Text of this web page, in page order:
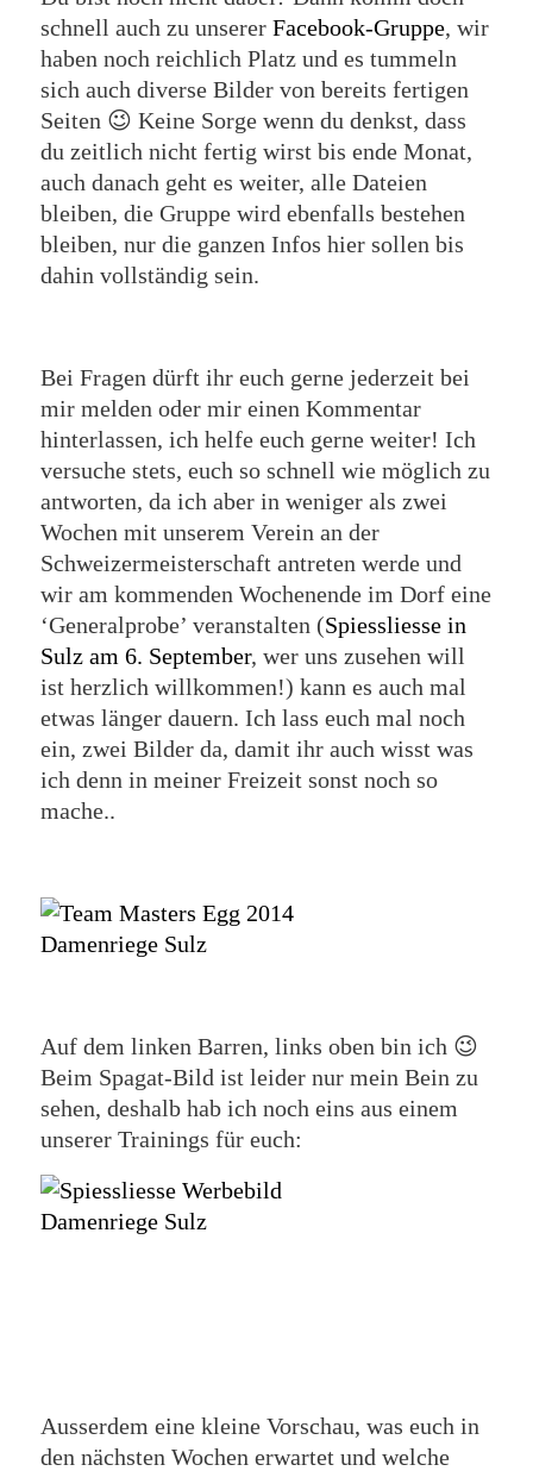
schnell auch zu unserer Facebook-Gruppe, wir
haben noch reichlich Platz und es tummeln
sich auch diverse Bilder von bereits fertigen
Seiten 😉 Keine Sorge wenn du denkst, dass
du zeitlich nicht fertig wirst bis ende Monat,
auch danach geht es weiter, alle Dateien
bleiben, die Gruppe wird ebenfalls bestehen
bleiben, nur die ganzen Infos hier sollen bis
dahin vollständig sein.
Bei Fragen dürft ihr euch gerne jederzeit bei
mir melden oder mir einen Kommentar
hinterlassen, ich helfe euch gerne weiter! Ich
versuche stets, euch so schnell wie möglich zu
antworten, da ich aber in weniger als zwei
Wochen mit unserem Verein an der
Schweizermeisterschaft antreten werde und
wir am kommenden Wochenende im Dorf eine
‘Generalprobe’ veranstalten (Spiessliesse in
Sulz am 6. September, wer uns zusehen will
ist herzlich willkommen!) kann es auch mal
etwas länger dauern. Ich lass euch mal noch
ein, zwei Bilder da, damit ihr auch wisst was
ich denn in meiner Freizeit sonst noch so
mache..
Auf dem linken Barren, links oben bin ich 😉
Beim Spagat-Bild ist leider nur mein Bein zu
sehen, deshalb hab ich noch eins aus einem
unserer Trainings für euch:
Ausserdem eine kleine Vorschau, was euch in
den nächsten Wochen erwartet und welche